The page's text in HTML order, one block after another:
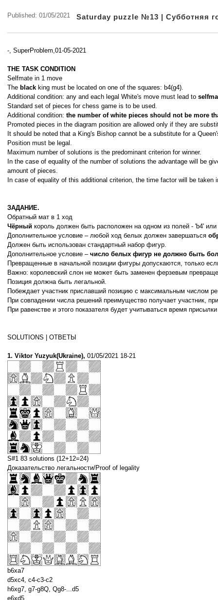
Published: 01/05/2021 Saturday puzzle №13 | Субботняя
-, SuperProblem,01-05-2021
THE TASK CONDITION
Selfmate in 1 move
The black king must be located on one of the squares: b4(g4).
Additional condition: any and each legal White's move must lead to
Standard set of pieces for chess game is to be used.
Additional condition: the number of white pieces should not be more
Promoted pieces in the diagram position are allowed only if they are
It should be noted that a King's Bishop cannot be a substitute for a
Position must be legal.
Maximum number of solutions is the predominant criterion for winner.
In the case of equality of the number of solutions the advantage will be
amount of pieces.
In case of equality of this additional criterion, the time factor will be taken
ЗАДАНИЕ.
Обратный мат в 1 ход
Чёрный король должен быть расположен на одном из полей - 'b4' или
Дополнительное условие – любой ход белых должен завершаться
Должен быть использован стандартный набор фигур.
Дополнительное условие – число белых фигур не должно быть
Превращенные в начальной позиции фигуры допускаются, только
Важно: королевский слон не может быть заменен ферзевым
Позиция должна быть легальной.
Побеждает участник приславший позицию с максимальным числом
При совпадении числа решений преимущество получает участник,
При равенстве и этого показателя будет учитываться время
SOLUTIONS | ОТВЕТЫ
1. Viktor Yuzyuk(Ukraine), 01/05/2021 18-21
S#1 83 solutions (12+12=24)
Доказательство легальности/Proof of legality
b6xa7
d5xc4, c4-c3-c2
h6xg7, g7-g8Q, Qg8-...d5
e6xd5